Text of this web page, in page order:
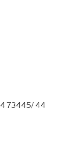
73445/ 44